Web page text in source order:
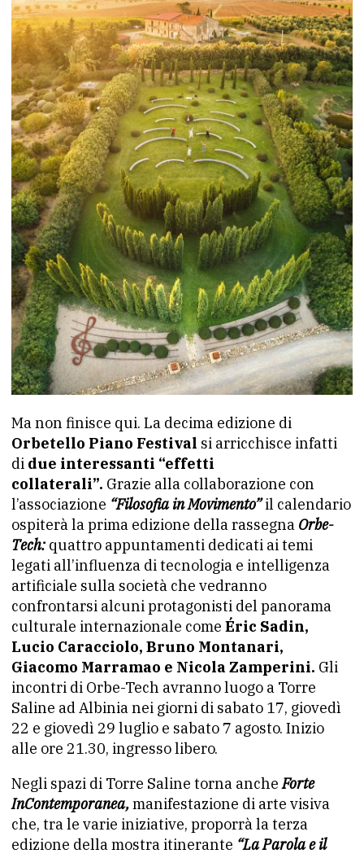
Ma non finisce qui. La decima edizione di
Orbetello Piano Festival si arricchisce infatti
di due interessanti “effetti
collaterali”. Grazie alla collaborazione con
l’associazione “Filosofia in Movimento”il calendario
ospiterà la prima edizione della rassegna Orbe-
Tech: quattro appuntamenti dedicati ai temi
legati all’influenza di tecnologia e intelligenza
artificiale sulla società che vedranno
confrontarsi alcuni protagonisti del panorama
culturale internazionale come Éric Sadin,
Lucio Caracciolo, Bruno Montanari,
Giacomo Marramao e Nicola Zamperini. Gli
incontri di Orbe-Tech avranno luogo a Torre
Saline ad Albinia nei giorni di sabato 17, giovedì
22 e giovedì 29 luglio e sabato 7 agosto. Inizio
alle ore 21.30, ingresso libero.
Negli spazi di Torre Saline torna ancheForte
InContemporanea,manifestazione di arte visiva
che, tra le varie iniziative, proporrà la terza
edizione della mostra itinerante “La Parola e il